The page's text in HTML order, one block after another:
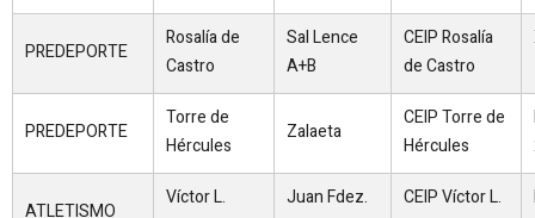
PREDEPORTE
Rosalía de
Castro
Sal Lence
A+B
CEIP Rosalía
de Castro
PREDEPORTE
Torre de
Hércules
Zalaeta
CEIP Torre de
Hércules
ATLETISMO
Víctor L.
Juan Fdez.
CEIP Víctor L.